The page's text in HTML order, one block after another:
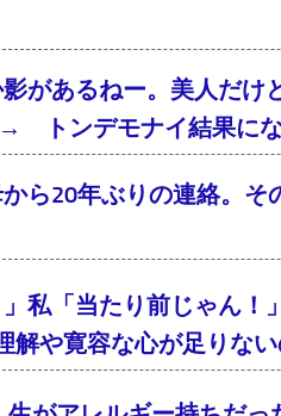
があるねー。美人だけ
トンデモナイ結果にな
ら20年ぶりの連絡。そ
私「当たり前じゃん！
や寛容な心が足りない